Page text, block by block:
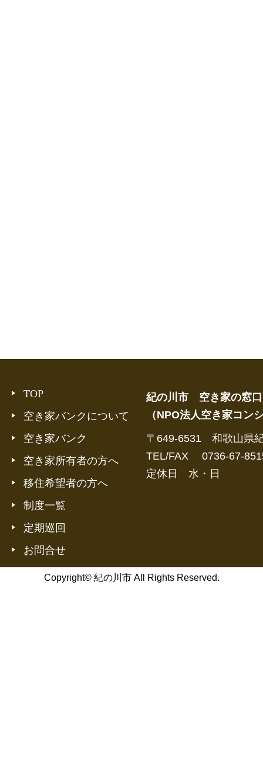
TOP
空き家バンクについて
空き家バンク
空き家所有者の方へ
移住希望者の方へ
制度一覧
定期巡回
お問合せ
紀の川市 空き家の窓口
（NPO法人空き家コン
〒649-6531 和歌山県
TEL/FAX 0736-67-
定休日 水・日
Copyright© 紀の川市 All Rights Reserved.